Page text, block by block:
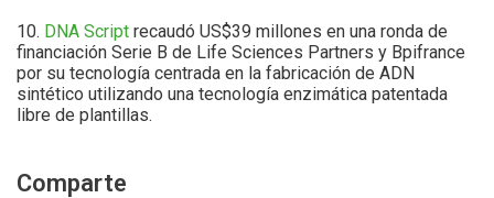
Comparte
10. DNA Script recaudó US$39 millones en una ronda de
financiación Serie B de Life Sciences Partners y Bpifrance
por su tecnología centrada en la fabricación de ADN
sintético utilizando una tecnología enzimática patentada
libre de plantillas.